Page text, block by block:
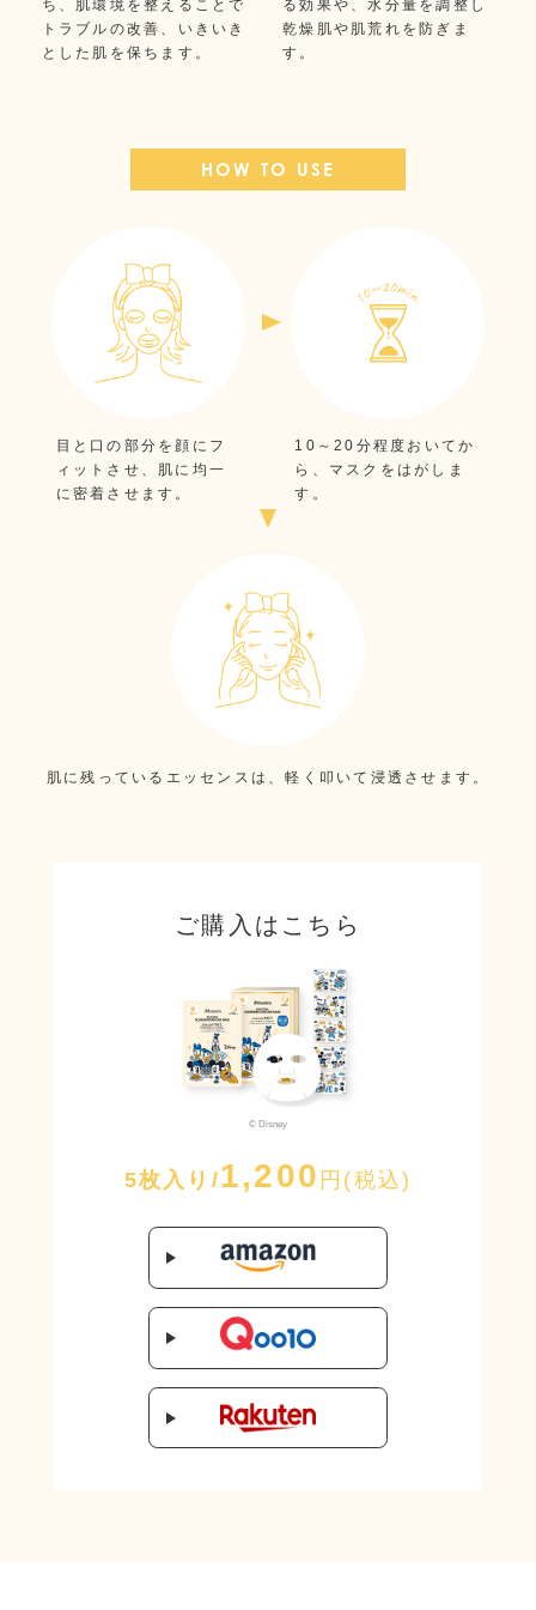
ち、肌環境を整えることで
トラブルの改善、いきいき
とした肌を保ちます。
る効果や、水分量を調整し
乾燥肌や肌荒れを防ぎま
す。
HOW TO USE
目と口の部分を顔にフ
ィットさせ、肌に均一
に密着させます。
10～20分程度おいてか
ら、マスクをはがしま
す。
肌に残っているエッセンスは、軽く叩いて浸透させます。
ご購入はこちら
© Disney
5枚入り/1,200 円(税込)